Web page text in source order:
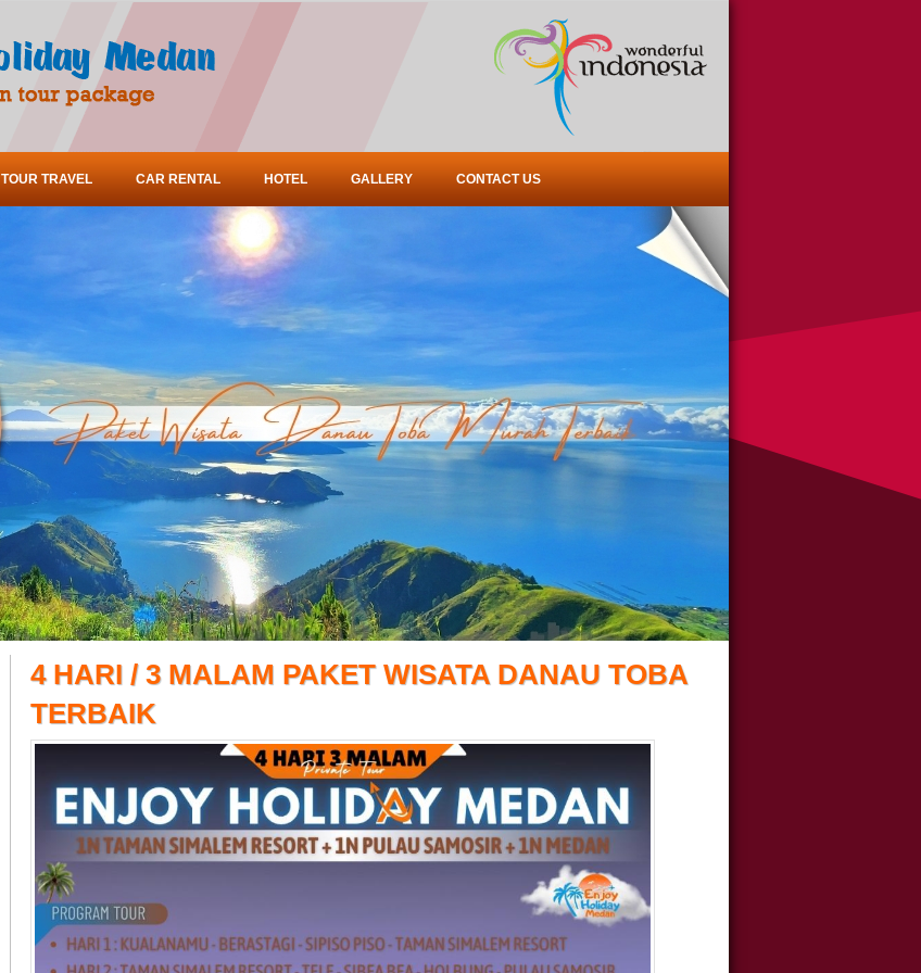
TOUR TRAVEL CAR RENTAL HOTEL GALLERY CONTACT US
4 HARI / 3 MALAM PAKET WISATA DANAU TOBA
TERBAIK